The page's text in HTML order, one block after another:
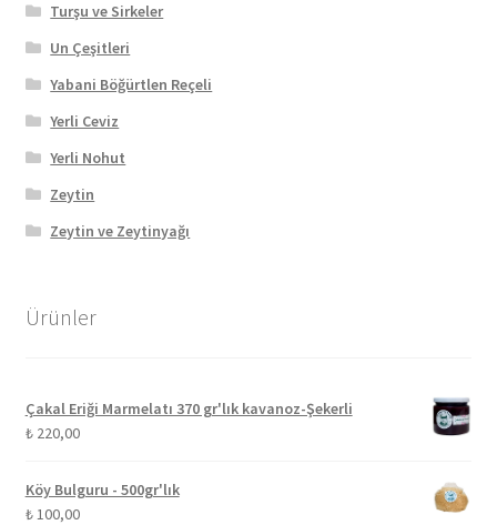
Turşu ve Sirkeler
Un Çeşitleri
Yabani Böğürtlen Reçeli
Yerli Ceviz
Yerli Nohut
Zeytin
Zeytin ve Zeytinyağı
Ürünler
Çakal Eriği Marmelatı 370 gr'lık kavanoz-Şekerli
₺220,00
Köy Bulguru - 500gr'lık
₺100,00